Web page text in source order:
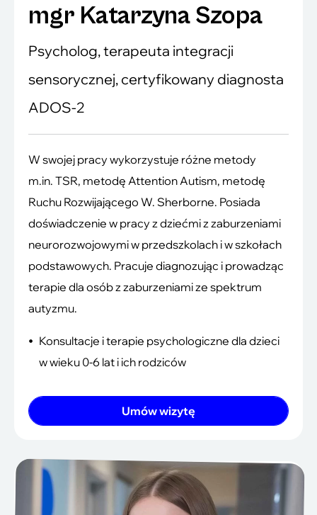
mgr Katarzyna Szopa
Psycholog, terapeuta integracji
sensorycznej, certyfikowany diagnosta
ADOS-2
W swojej pracy wykorzystuje różne metody
m.in. TSR, metodę Attention Autism, metodę
Ruchu Rozwijającego W. Sherborne. Posiada
doświadczenie w pracy z dziećmi z zaburzeniami
neurorozwojowymi w przedszkolach i w szkołach
podstawowych. Pracuje diagnozując i prowadząc
terapie dla osób z zaburzeniami ze spektrum
autyzmu.
Konsultacje i terapie psychologiczne dla dzieci
w wieku 0-6 lat i ich rodziców
Umów wizytę